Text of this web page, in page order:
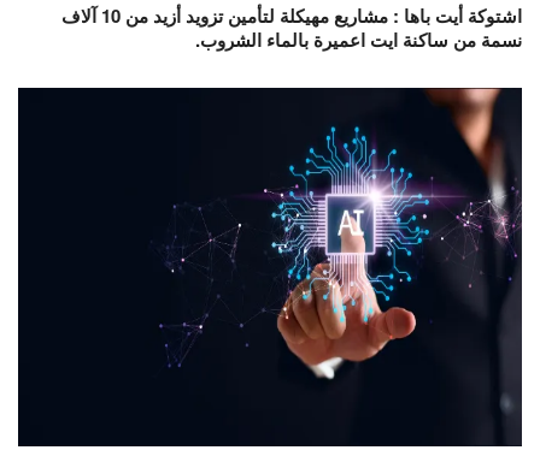
اشتوكة أيت باها : مشاريع مهيكلة لتأمين تزويد أزيد من 10 آلاف
نسمة من ساكنة ايت اعميرة بالماء الشروب.